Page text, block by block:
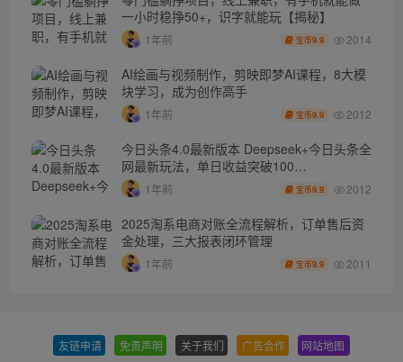
一小时稳挣50+，识字就能玩【揭秘】
1年前 宝币9.9 2014
AI绘画与视频制作，剪映即梦AI课程，8大模
块学习，成为创作高手
1年前 宝币9.9 2012
今日头条4.0最新版本 Deepseek+今日头条全
网最新玩法，单日收益突破100…
1年前 宝币9.9 2012
2025淘系电商对账全流程解析，订单售后资
金处理，三大报表闭环管理
1年前 宝币9.9 2011
友链申请 免责声明 关于我们 广告合作 网站地图